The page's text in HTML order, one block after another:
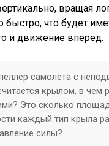
вращая
быстро, что будет
и движение вперед.
самолета с
крылом, в чем
Это сколько
каждый тип крыла
силы?